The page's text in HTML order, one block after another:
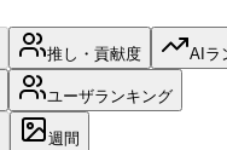
推し・貢献度 AIラ
ユーザランキング
週間